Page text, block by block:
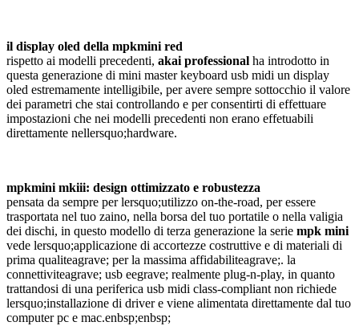
il display oled della mpkmini red
rispetto ai modelli precedenti, akai professional ha introdotto in
questa generazione di mini master keyboard usb midi un display
oled estremamente intelligibile, per avere sempre sottocchio il valore
dei parametri che stai controllando e per consentirti di effettuare
impostazioni che nei modelli precedenti non erano effetuabili
direttamente nellersquo;hardware.
mpkmini mkiii: design ottimizzato e robustezza
pensata da sempre per lersquo;utilizzo on-the-road, per essere
trasportata nel tuo zaino, nella borsa del tuo portatile o nella valigia
dei dischi, in questo modello di terza generazione la serie mpk mini
vede lersquo;applicazione di accortezze costruttive e di materiali di
prima qualiteagrave; per la massima affidabiliteagrave;. la
connettiviteagrave; usb eegrave; realmente plug-n-play, in quanto
trattandosi di una periferica usb midi class-compliant non richiede
lersquo;installazione di driver e viene alimentata direttamente dal tuo
computer pc e mac.enbsp;enbsp;